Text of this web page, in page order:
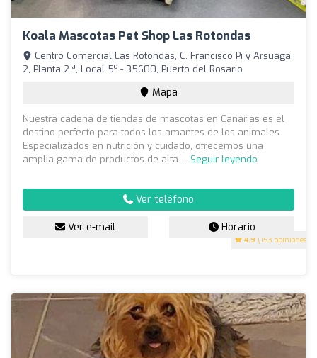
Koala Mascotas Pet Shop Las Rotondas
4.9 (153 opiniones)
Centro Comercial Las Rotondas, C. Francisco Pi y Arsuaga,
2, Planta 2 ª, Local 5º - 35600, Puerto del Rosario
Mapa
Nuestra cadena de tiendas de mascotas en Canarias es el
destino perfecto para todos los amantes de los animales.
Especializados en nutrición y cuidado, ofrecemos una
amplia gama de productos de alta ... Seguir leyendo
Ver teléfono
Ver e-mail Horario